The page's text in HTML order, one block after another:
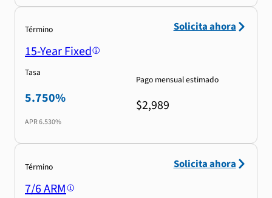
Término
15-Year Fixed
Tasa
5.750%
APR6.530%
Pago mensual estimado
$2,989
Solicita ahora
Término
7/6 ARM
Solicita ahora